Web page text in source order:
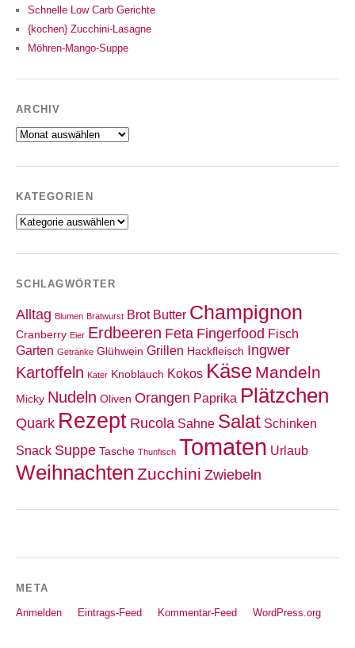
Schnelle Low Carb Gerichte
{kochen} Zucchini-Lasagne
Möhren-Mango-Suppe
ARCHIV
Archiv
KATEGORIEN
Kategorien
SCHLAGWÖRTER
Alltag Blumen Bratwurst Brot Butter Champignon
Cranberry Eier Erdbeeren Feta Fingerfood Fisch
Garten Getränke Glühwein Grillen Hackfleisch Ingwer
Kartoffeln Kater Knoblauch Kokos Käse Mandeln
Micky Nudeln Oliven Orangen Paprika Plätzchen
Quark Rezept Rucola Sahne Salat Schinken
Snack Suppe Tasche Thunfisch Tomaten Urlaub
Weihnachten Zucchini Zwiebeln
META
Anmelden Eintrags-Feed Kommentar-Feed WordPress.org